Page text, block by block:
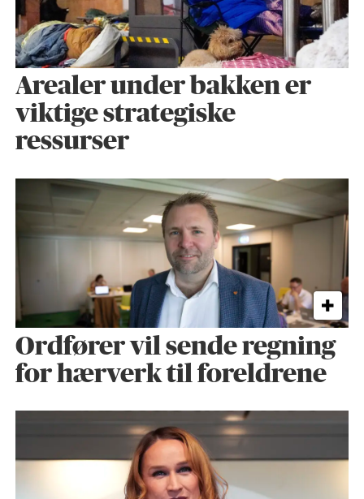
Arealer under bakken er
viktige strategiske
ressurser
Ordfører vil sende regning
for hærverk til foreldrene